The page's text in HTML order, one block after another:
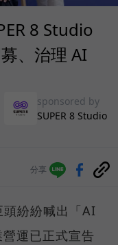
8 Studio
、治理 AI
sponsored by
SUPER 8 Studio
分享
紛紛喊出「AI
運已正式宣告